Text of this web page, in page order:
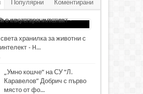
Популярни Коментирани
хранилка за животни с
- H...
„Умно кошче“ на СУ “Л.
Каравелов” Добрич с първо
място от фо...